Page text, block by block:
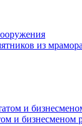
из
и бизнесменом